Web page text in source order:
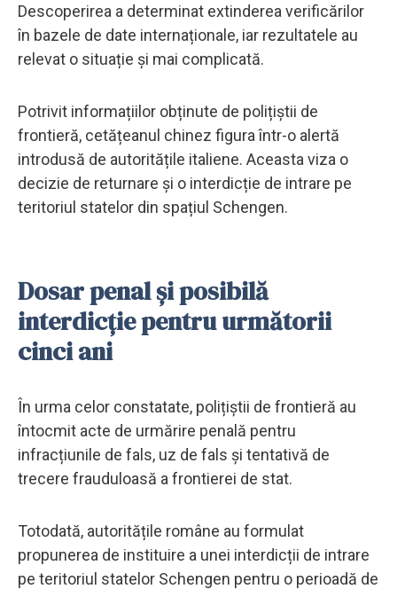
Descoperirea a determinat extinderea verificărilor
în bazele de date internaționale, iar rezultatele au
relevat o situație și mai complicată.
Potrivit informațiilor obținute de polițiștii de
frontieră, cetățeanul chinez figura într-o alertă
introdusă de autoritățile italiene. Aceasta viza o
decizie de returnare și o interdicție de intrare pe
teritoriul statelor din spațiul Schengen.
Dosar penal și posibilă
interdicție pentru următorii
cinci ani
În urma celor constatate, polițiștii de frontieră au
întocmit acte de urmărire penală pentru
infracțiunile de fals, uz de fals și tentativă de
trecere frauduloasă a frontierei de stat.
Totodată, autoritățile române au formulat
propunerea de instituire a unei interdicții de intrare
pe teritoriul statelor Schengen pentru o perioadă de